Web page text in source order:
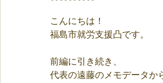
こんにちは！
福島市就労支援凸です。
前編に引き続き、
代表の遠藤のメモデータか